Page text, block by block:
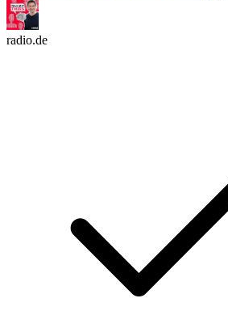
radio.de